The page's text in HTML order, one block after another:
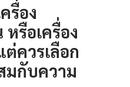
รื่อง
รือเครื่อง
ควรเลือก
มกับความ